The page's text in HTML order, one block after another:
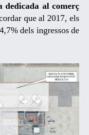
dedicada al comerç
que al 2017, els
dels ingressos de